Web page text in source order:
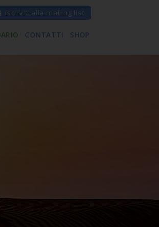
iscriviti alla mailing list
CONTATTI SHOP